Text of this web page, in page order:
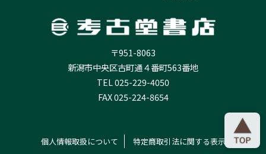
〒951-8063
新潟市中央区古町通４番町563番地
TEL 025-229-4050
FAX 025-224-8654
個人情報取扱について 特定商取引法に関する表示